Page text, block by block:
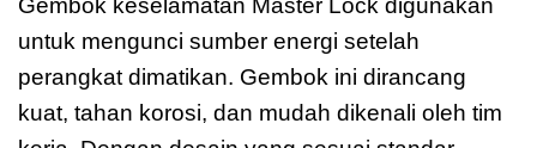
Gembok keselamatan Master Lock digunakan
untuk mengunci sumber energi setelah
perangkat dimatikan. Gembok ini dirancang
kuat, tahan korosi, dan mudah dikenali oleh tim